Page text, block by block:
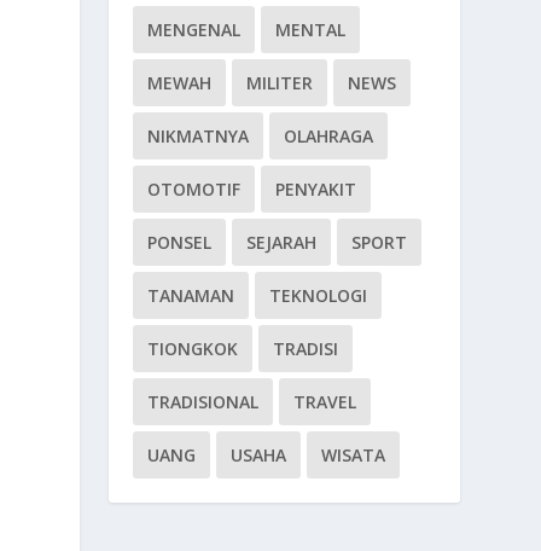
MENGENAL MENTAL
MEWAH MILITER NEWS
NIKMATNYA OLAHRAGA
OTOMOTIF PENYAKIT
PONSEL SEJARAH SPORT
TANAMAN TEKNOLOGI
TIONGKOK TRADISI
TRADISIONAL TRAVEL
UANG USAHA WISATA